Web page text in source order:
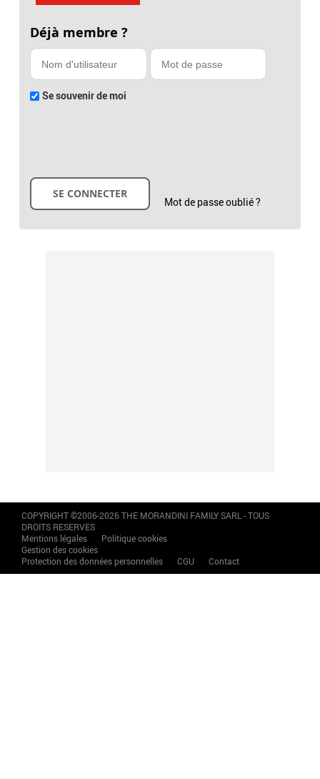
Déjà membre ?
Se souvenir de moi
Mot de passe oublié ?
COPYRIGHT ©2006-2026 THE MORANDINI FAMILY SARL - TOUS
DROITS RESERVES
Mentions légales
Politique cookies
Gestion des cookies
Protection des données personnelles
CGU Contact